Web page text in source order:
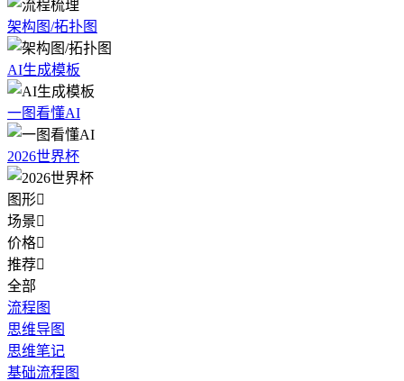
架构图/拓扑图
AI生成模板
一图看懂AI
2026世界杯
图形
场景
价格
推荐
全部
流程图
思维导图
思维笔记
基础流程图